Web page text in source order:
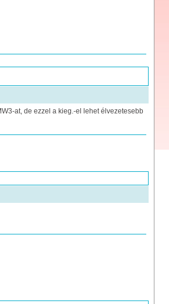
at, de ezzel a kieg.-el lehet élvezetesebb